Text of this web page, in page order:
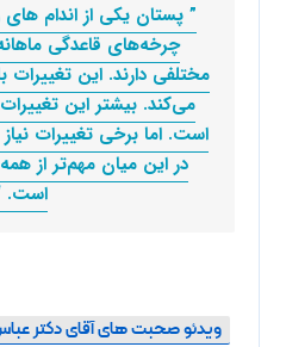
” پستان یکی از اندام
چرخه‌های قاعدگی
مختلفی دارند. این تغییرات
می‌کند. بیشتر این
است. اما برخی تغییرات
در این میان مهم‌تر از
است.
ویدئو صحبت های آقای دکتر